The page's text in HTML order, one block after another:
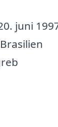
juni
Brasilien